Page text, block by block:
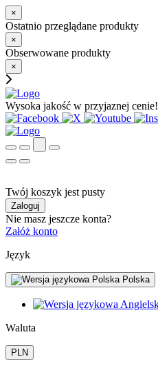
×
Ostatnio przeglądane produkty
×
Obserwowane produkty
×
Wysoka jakość w przyjaznej cenie!
Twój koszyk jest pusty
Zaloguj
Nie masz jeszcze konta?
Załóż konto
Język
Polska
Waluta
PLN